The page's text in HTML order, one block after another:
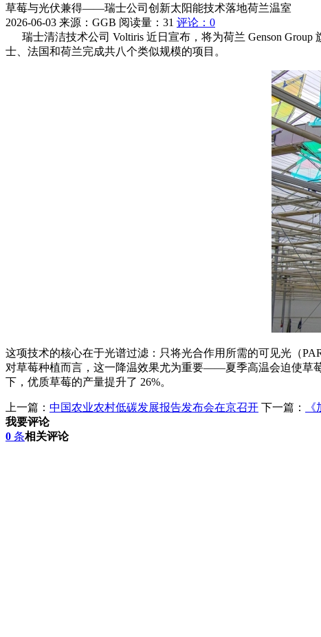
草莓与光伏兼得——瑞士公司创新太阳能技术落地荷兰温室
2026-06-03 来源：GGB 阅读量：31 评论：0
瑞士清洁技术公司 Voltiris 近日宣布，将为荷兰 Genson Group
士、法国和荷兰完成共八个类似规模的项目。
这项技术的核心在于光谱过滤：只将光合作用所需的可见光（
对草莓种植而言，这一降温效果尤为重要——夏季高温会迫使草莓
下，优质草莓的产量提升了 26%。
上一篇： 中国农业农村低碳发展报告发布会在京召开 下一篇：
我要评论
0 条相关评论